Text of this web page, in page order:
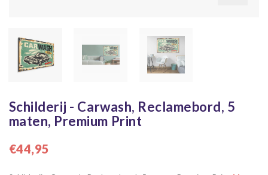
Schilderij - Carwash, Reclamebord, 5
maten, Premium Print
€44,95